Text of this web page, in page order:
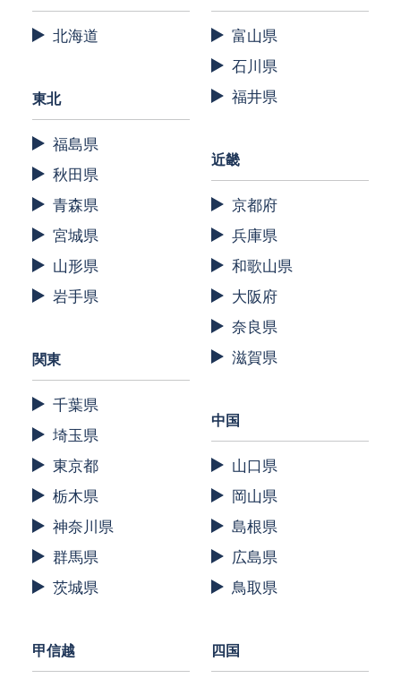
北海道
東北
福島県
秋田県
青森県
宮城県
山形県
岩手県
関東
千葉県
埼玉県
東京都
栃木県
神奈川県
群馬県
茨城県
甲信越
富山県
石川県
福井県
近畿
京都府
兵庫県
和歌山県
大阪府
奈良県
滋賀県
中国
山口県
岡山県
島根県
広島県
鳥取県
四国